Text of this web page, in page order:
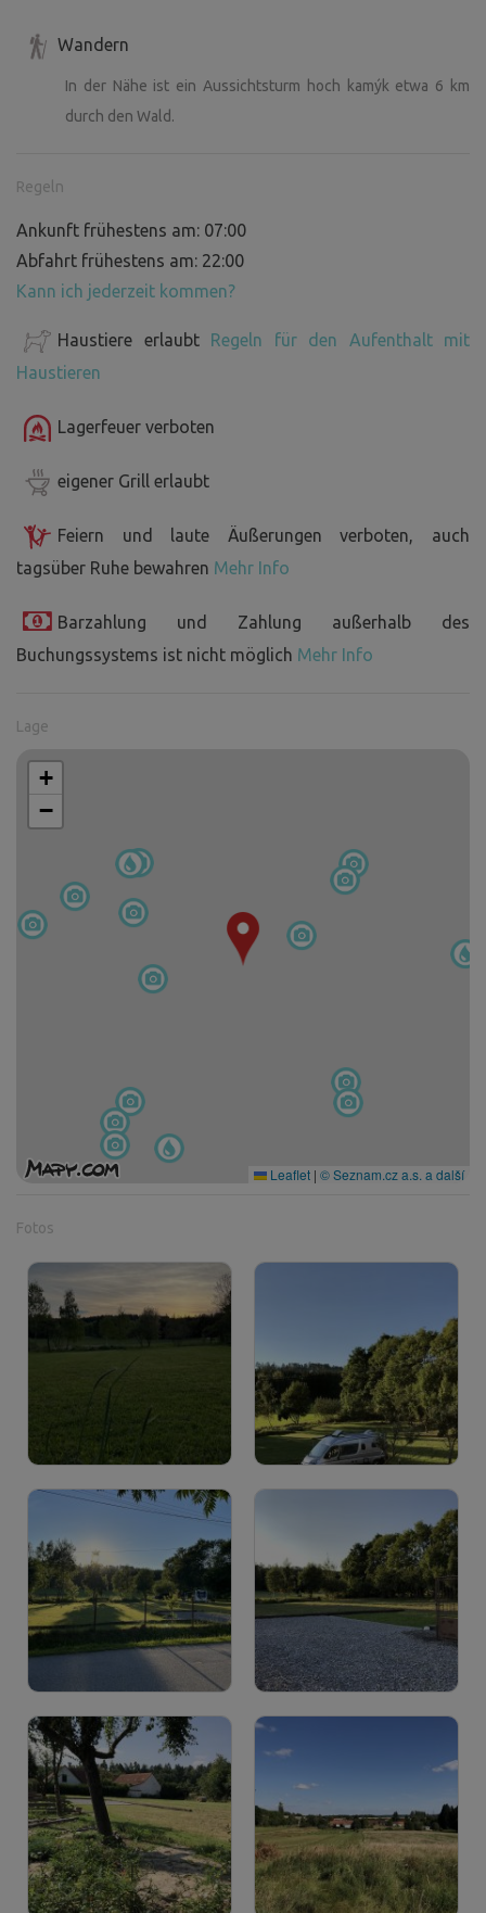
Wandern
In der Nähe ist ein Aussichtsturm hoch kamýk etwa 6 km
durch den Wald.
Regeln
Ankunft frühestens am: 07:00
Abfahrt frühestens am: 22:00
Kann ich jederzeit kommen?
Haustiere erlaubt Regeln für den Aufenthalt mit
Haustieren
Lagerfeuer verboten
eigener Grill erlaubt
Feiern und laute Äußerungen verboten, auch
tagsüber Ruhe bewahren Mehr Info
Barzahlung und Zahlung außerhalb des
Buchungssystems ist nicht möglich Mehr Info
Lage
+
−
Leaflet | © Seznam.cz a.s. a další
Fotos